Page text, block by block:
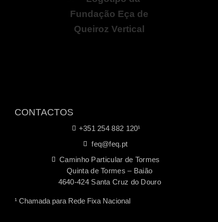
CONTACTOS
+351 254 882 120¹
feq@feq.pt
Caminho Particular de Tormes
Quinta de Tormes – Baião
4640-424 Santa Cruz do Douro
¹ Chamada para Rede Fixa Nacional